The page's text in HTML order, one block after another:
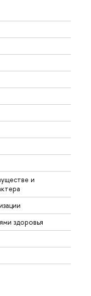
и
здоровья